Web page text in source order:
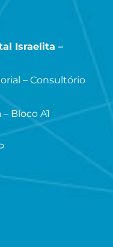
Israelita –
– Consultório
Bloco A1